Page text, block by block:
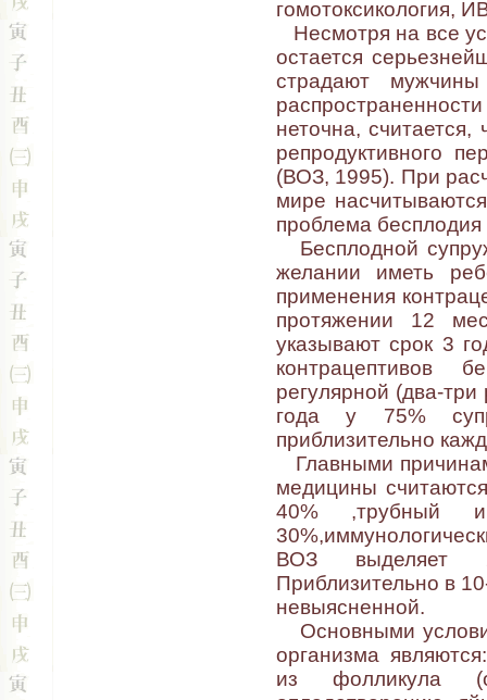
гомотоксикология,
Несмотря на все
остается
страдают
неточна,
репродуктивного
(ВОЗ, 1995). При
мире
проблема
Бесплодной
желании иметь
применения
протяжении 12
указывают срок 3
контрацептивов
регулярной (два-
года у 75%
приблизительно
Главными
медицины
40% ,трубный
ВОЗ выделяет
Приблизительно в
невыясненной.
Основными
организма
из фолликула